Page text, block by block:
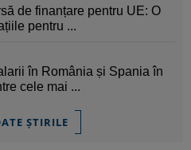
de finanțare pentru UE: O
pentru ...
în România și Spania în
cele mai ...
ȘTIRILE